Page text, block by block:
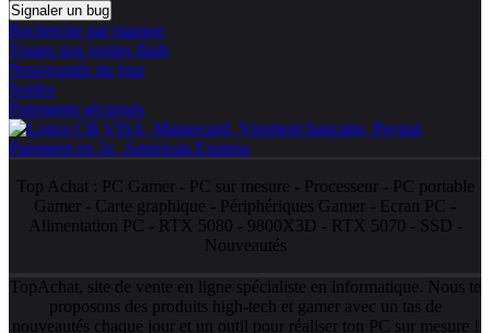
Signaler un bug
Recherche par marque
Toutes nos ventes flash
Nouveautés du jour
Soldes
Paiements sécurisés
Top Achat : PC Gamer- PC sur mesure - Processeur- PC portable
Gamer - Carte graphique - Périphériques Gamer - Ecran PC -
Alimentation PC - RTX 5080 - 9800X3D - RTX 5070 - SSD -
Nouveautés
TopAchat, site de vente en ligne spécialiste en informatique. Nous te
proposons des produits high-tech et gamer avec un tas de
nouveautés chaque jour et un outil pour réaliser ton PC sur mesure !